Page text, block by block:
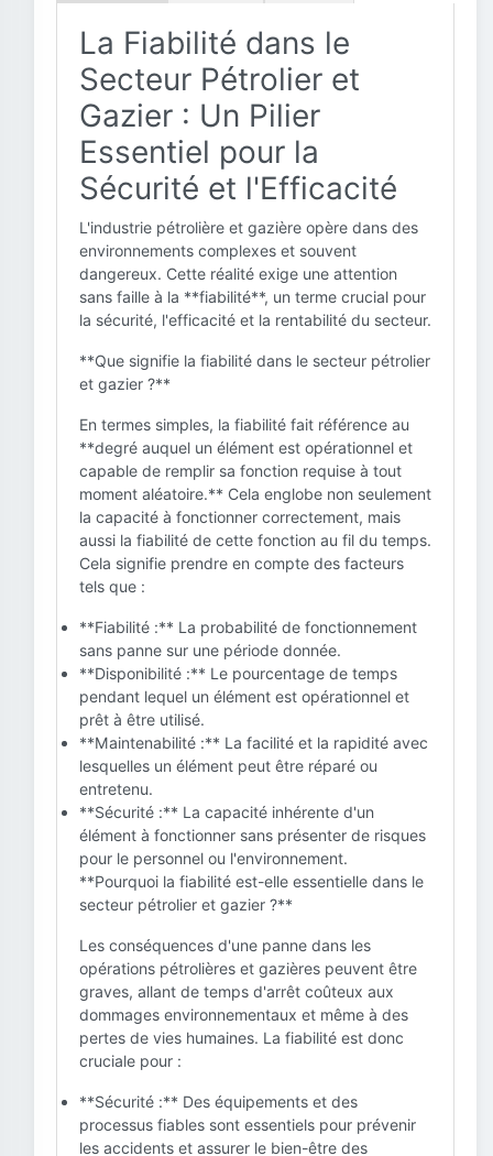
La Fiabilité dans le
Secteur Pétrolier et
Gazier : Un Pilier
Essentiel pour la
Sécurité et l'Efficacité
L'industrie pétrolière et gazière opère dans des
environnements complexes et souvent
dangereux. Cette réalité exige une attention
sans faille à la **fiabilité**, un terme crucial pour
la sécurité, l'efficacité et la rentabilité du secteur.
**Que signifie la fiabilité dans le secteur pétrolier
et gazier ?**
En termes simples, la fiabilité fait référence au
**degré auquel un élément est opérationnel et
capable de remplir sa fonction requise à tout
moment aléatoire.** Cela englobe non seulement
la capacité à fonctionner correctement, mais
aussi la fiabilité de cette fonction au fil du temps.
Cela signifie prendre en compte des facteurs
tels que :
**Fiabilité :** La probabilité de fonctionnement
sans panne sur une période donnée.
**Disponibilité :** Le pourcentage de temps
pendant lequel un élément est opérationnel et
prêt à être utilisé.
**Maintenabilité :** La facilité et la rapidité avec
lesquelles un élément peut être réparé ou
entretenu.
**Sécurité :** La capacité inhérente d'un
élément à fonctionner sans présenter de risques
pour le personnel ou l'environnement.
**Pourquoi la fiabilité est-elle essentielle dans le
secteur pétrolier et gazier ?**
Les conséquences d'une panne dans les
opérations pétrolières et gazières peuvent être
graves, allant de temps d'arrêt coûteux aux
dommages environnementaux et même à des
pertes de vies humaines. La fiabilité est donc
cruciale pour :
**Sécurité :** Des équipements et des
processus fiables sont essentiels pour prévenir
les accidents et assurer le bien-être des